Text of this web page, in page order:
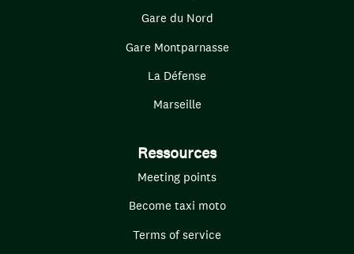
Gare du Nord
Gare Montparnasse
La Défense
Marseille
Ressources
Meeting points
Become taxi moto
Terms of service